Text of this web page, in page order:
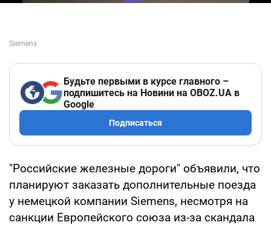
Будьте первыми в курсе главного –
подпишитесь на Новини на OBOZ.UA в
Google
Подписаться
"Российские железные дороги" объявили, что
планируют заказать дополнительные поезда
у немецкой компании Siemens, несмотря на
санкции Европейского союза из-за скандала